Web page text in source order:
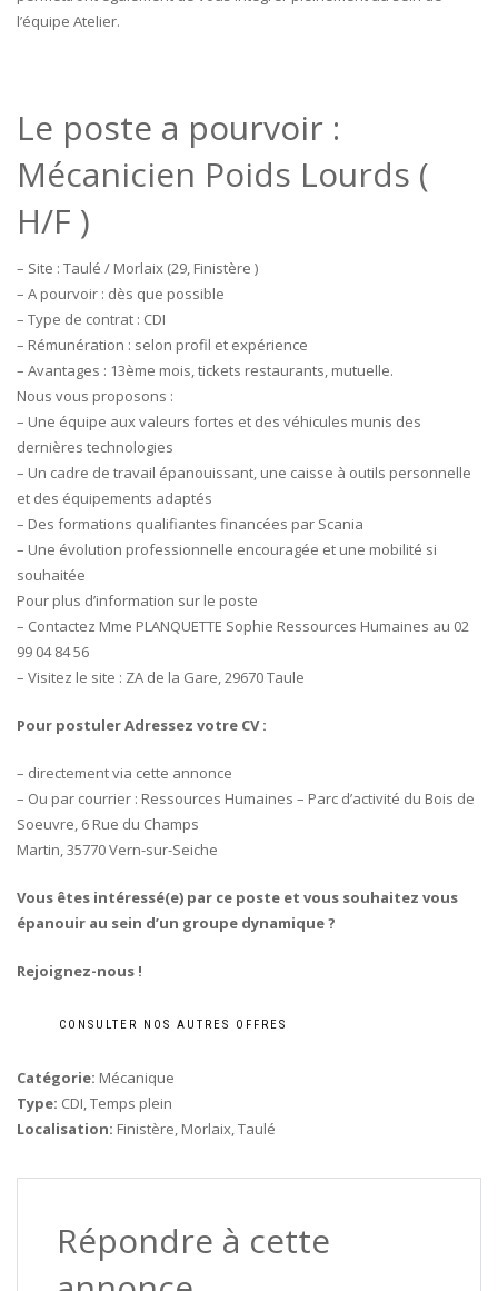
l’équipe Atelier.
Le poste a pourvoir :
Mécanicien Poids Lourds (
H/F )
– Site : Taulé / Morlaix (29, Finistère )
– A pourvoir : dès que possible
– Type de contrat : CDI
– Rémunération : selon profil et expérience
– Avantages : 13ème mois, tickets restaurants, mutuelle.
Nous vous proposons :
– Une équipe aux valeurs fortes et des véhicules munis des
dernières technologies
– Un cadre de travail épanouissant, une caisse à outils personnelle
et des équipements adaptés
– Des formations qualifiantes financées par Scania
– Une évolution professionnelle encouragée et une mobilité si
souhaitée
Pour plus d’information sur le poste
– Contactez Mme PLANQUETTE Sophie Ressources Humaines au 02
99 04 84 56
– Visitez le site : ZA de la Gare, 29670 Taule
Pour postuler Adressez votre CV :
– directement via cette annonce
– Ou par courrier : Ressources Humaines – Parc d’activité du Bois de
Soeuvre, 6 Rue du Champs
Martin, 35770 Vern-sur-Seiche
Vous êtes intéressé(e) par ce poste et vous souhaitez vous
épanouir au sein d’un groupe dynamique ?
Rejoignez-nous !
CONSULTER NOS AUTRES OFFRES
Catégorie: Mécanique
Type: CDI Temps plein
Localisation: Finistère Morlaix Taulé
Répondre à cette